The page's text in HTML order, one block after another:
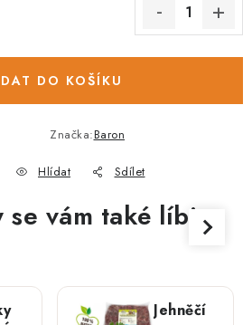
DO KOŠÍKU
Značka:Baron
Hlídat Sdílet
se vám také líbit
Jehněčí